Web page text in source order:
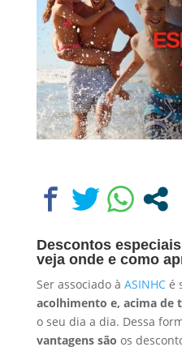
Descontos
veja onde e como
Ser associado à ASINHCé
acolhimento e, acima de
o seu dia a dia. Dessa
vantagens são os